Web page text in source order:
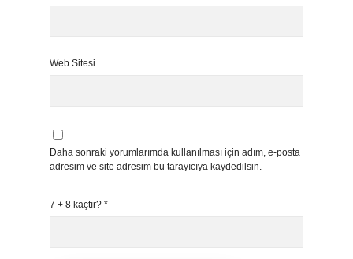
Web Sitesi
Daha sonraki yorumlarımda kullanılması için adım, e-posta
adresim ve site adresim bu tarayıcıya kaydedilsin.
7 + 8 kaçtır? *